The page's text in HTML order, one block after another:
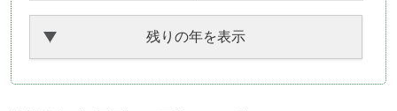
残りの年を表示